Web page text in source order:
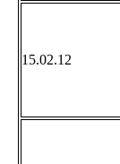
15.02.12